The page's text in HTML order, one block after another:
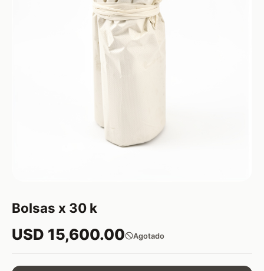
Bolsas x 30 k
USD 15,600.00 Agotado